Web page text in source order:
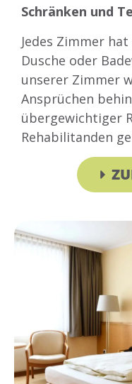
Schränken und
Jedes Zimmer
Dusche oder
unserer Zimmer
Ansprüchen
übergewichtiger
Rehabilitanden